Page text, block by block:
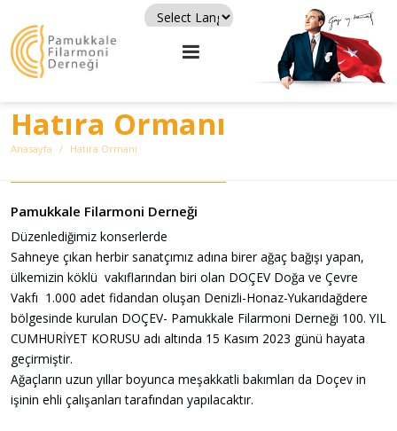
Powered by
Translate
Hatıra Ormanı
Anasayfa Hatıra Ormanı
Pamukkale Filarmoni Derneği
Düzenlediğimiz konserlerde
Sahneye çıkan herbir sanatçımız adına birer ağaç bağışı yapan,
ülkemizin köklü vakıflarından biri olan DOÇEV Doğa ve Çevre
Vakfı 1.000 adet fidandan oluşan Denizli-Honaz-Yukarıdağdere
bölgesinde kurulan DOÇEV- Pamukkale Filarmoni Derneği 100. YIL
CUMHURİYET KORUSU adı altında 15 Kasım 2023 günü hayata
geçirmiştir.
Ağaçların uzun yıllar boyunca meşakkatli bakımları da Doçev in
işinin ehli çalışanları tarafından yapılacaktır.